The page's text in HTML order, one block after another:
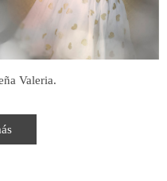
Valeria.